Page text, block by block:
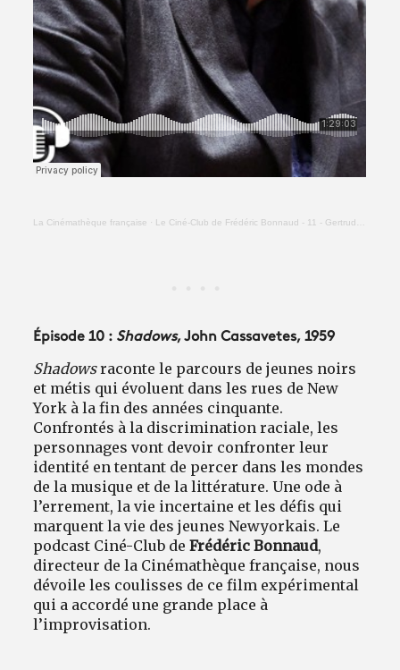
La Cinémathèque française · Le Ciné-Club de Frédéric Bonnaud - 11 - Gertrud (Carl Th. Dreyer)
Épisode 10 : Shadows, John Cassavetes, 1959
Shadowsraconte le parcours de jeunes noirs
et métis qui évoluent dans les rues de New
York à la fin des années cinquante.
Confrontés à la discrimination raciale, les
personnages vont devoir confronter leur
identité en tentant de percer dans les mondes
de la musique et de la littérature. Une ode à
l’errement, la vie incertaine et les défis qui
marquent la vie des jeunes Newyorkais. Le
podcast Ciné-Club deFrédéric Bonnaud,
directeur de la Cinémathèque française, nous
dévoile les coulisses de ce film expérimental
qui a accordé une grande place à
l’improvisation.